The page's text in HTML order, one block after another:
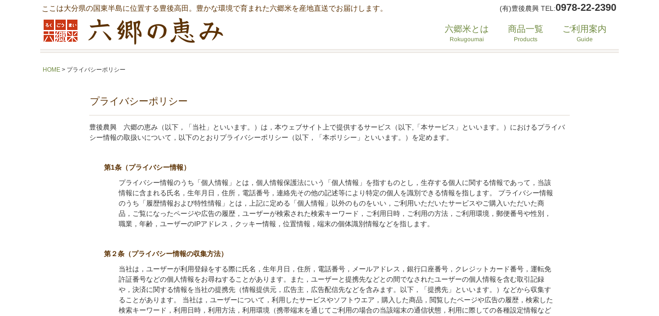
(有)豊後農興 TEL:0978-22-2390
ここは大分県の国東半島に位置する豊後高田。豊かな環境で育まれた六郷米を産地直送でお届けします。
六郷米とは
Rokugoumai
商品一覧
Products
ご利用案内
Guide
HOME > プライバシーポリシー
プライバシーポリシー
豊後農興 六郷の恵み（以下，「当社」といいます。）は，本ウェブサイト上で提供するサービス（以下,「本サービス」といいます。）におけるプライバ
シー情報の取扱いについて，以下のとおりプライバシーポリシー（以下，「本ポリシー」といいます。）を定めます。
第1条（プライバシー情報）
プライバシー情報のうち「個人情報」とは，個人情報保護法にいう「個人情報」を指すものとし，生存する個人に関する情報であって，当該
情報に含まれる氏名，生年月日，住所，電話番号，連絡先その他の記述等により特定の個人を識別できる情報を指します。 プライバシー情報
のうち「履歴情報および特性情報」とは，上記に定める「個人情報」以外のものをいい，ご利用いただいたサービスやご購入いただいた商
品，ご覧になったページや広告の履歴，ユーザーが検索された検索キーワード，ご利用日時，ご利用の方法，ご利用環境，郵便番号や性別，
職業，年齢，ユーザーのIPアドレス，クッキー情報，位置情報，端末の個体識別情報などを指します。
第２条（プライバシー情報の収集方法）
当社は，ユーザーが利用登録をする際に氏名，生年月日，住所，電話番号，メールアドレス，銀行口座番号，クレジットカード番号，運転免
許証番号などの個人情報をお尋ねすることがあります。また，ユーザーと提携先などとの間でなされたユーザーの個人情報を含む取引記録
や，決済に関する情報を当社の提携先（情報提供元，広告主，広告配信先などを含みます。以下，「提携先」といいます。）などから収集す
ることがあります。 当社は，ユーザーについて，利用したサービスやソフトウエア，購入した商品，閲覧したページや広告の履歴，検索した
検索キーワード，利用日時，利用方法，利用環境（携帯端末を通じてご利用の場合の当該端末の通信状態，利用に際しての各種設定情報など